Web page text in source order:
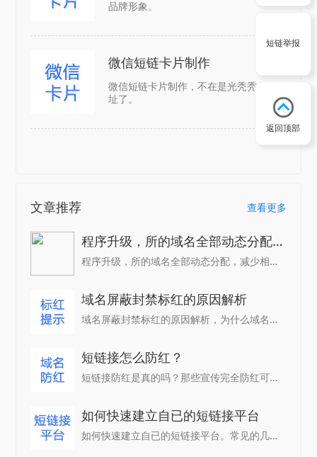
品牌形象。
微信短链卡片制作
微信短链卡片制作，不在是光秃秃的网
址了。
文章推荐 查看更多
程序升级，所的域名全部动态分配，减少相同域名
程序升级，所的域名全部动态分配，减少相同域名
域名屏蔽封禁标红的原因解析
域名屏蔽封禁标红的原因解析，为什么域名被微信内禁止访问。
短链接怎么防红？
短链接防红是真的吗？那些宣传完全防红可信度多高。
如何快速建立自已的短链接平台
如何快速建立自已的短链接平台。常见的几种方式
短链举报
返回顶部